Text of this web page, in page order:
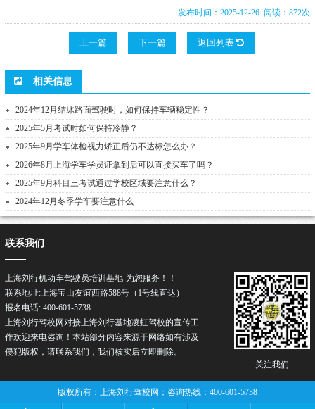
发布时间：2025-12-26 阅读：872次
上一篇 下一篇 返回列表
相关信息
2024年12月结冰路面驾驶时，如何保持车辆稳定性？
2025年5月考试时如何保持冷静？
2025年9月学车体检视力矫正后仍不达标怎么办？
2026年8月上海学车学员证拿到后可以直接买车了吗？
2025年9月科目三考试通过学校区域要注意什么？
2024年12月冬季学车要注意什么
关注我们
联系我们
上海刘行机动车驾驶员培训基地-为您服务！！
联系地址:上海宝山友谊西路588号（1号线直达）
报名电话: 400-601-5738
上海刘行驾校网对接上海刘行基地凌虹驾校的宣传工
作欢迎来电咨询！本站部分内容来源于网络如有涉及
侵犯版权，请联系我们，我们核实后立即删除。
版权所有：上海刘行驾校网；咨询热线：400-601-5738